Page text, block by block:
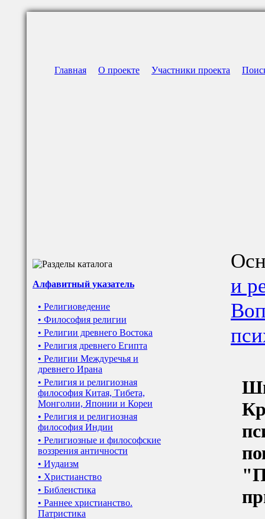
Главная О проекте Участники проекта
Алфавитный указатель
• Религиоведение
• Философия религии
• Религии древнего Востока
• Религия древнего Египта
• Религии Междуречья и
древнего Ирана
• Религия и религиозная
философия Китая, Тибета,
Монголии, Японии и Кореи
• Религия и религиозная
философия Индии
• Религиозные и философские
воззрения античности
• Иудаизм
• Христианство
• Библеистика
• Раннее христианство.
Патристика
и